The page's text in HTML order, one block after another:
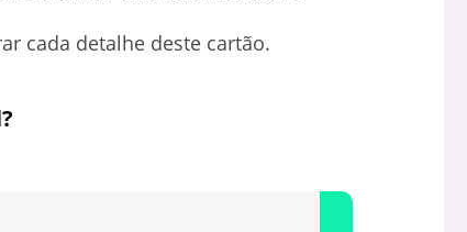
cada detalhe deste cartão.